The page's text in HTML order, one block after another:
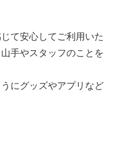
て安心してご利用いた
手やスタッフのことを
にグッズやアプリなど